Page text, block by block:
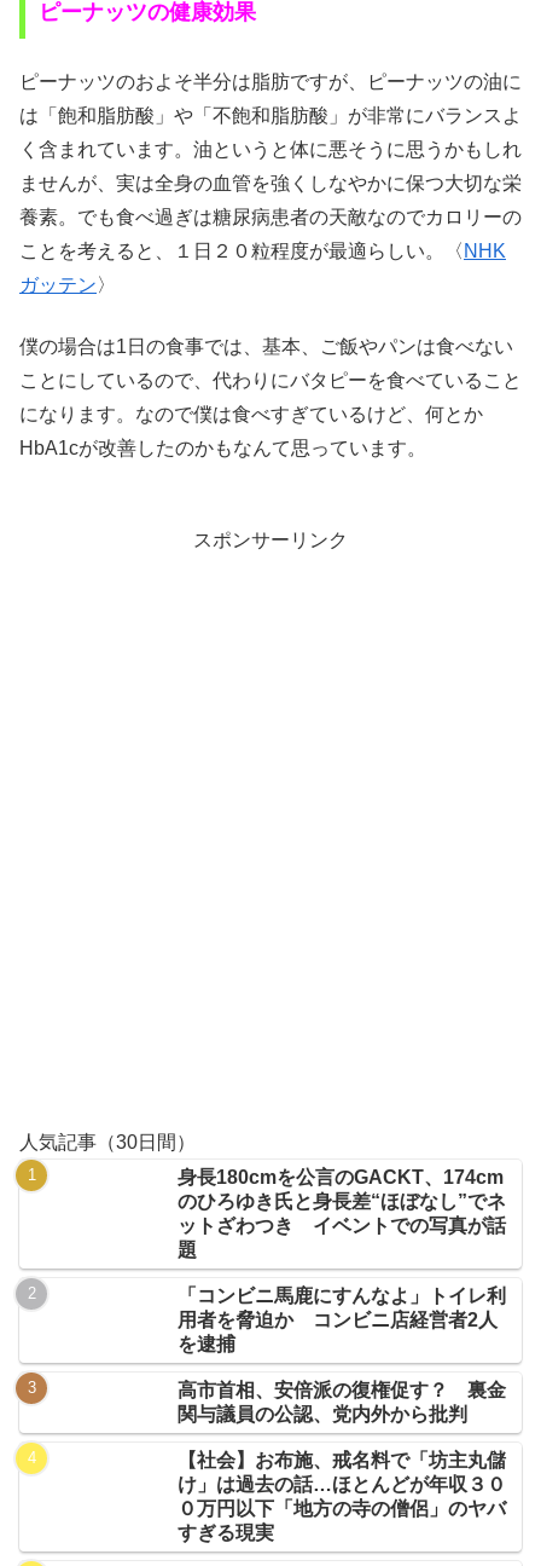
ピーナッツの健康効果
ピーナッツのおよそ半分は脂肪ですが、ピーナッツの油に
は「飽和脂肪酸」や「不飽和脂肪酸」が非常にバランスよ
く含まれています。油というと体に悪そうに思うかもしれ
ませんが、実は全身の血管を強くしなやかに保つ大切な栄
養素。でも食べ過ぎは糖尿病患者の天敵なのでカロリーの
ことを考えると、１日２０粒程度が最適らしい。〈 NHK
ガッテン〉
僕の場合は1日の食事では、基本、ご飯やパンは食べない
ことにしているので、代わりにバタピーを食べていること
になります。なので僕は食べすぎているけど、何とか
HbA1cが改善したのかもなんて思っています。
スポンサーリンク
人気記事（30日間）
身長180cmを公言のGACKT、174cm
のひろゆき氏と身長差“ほぼなし”でネ
ットざわつき イベントでの写真が話
題
「コンビニ馬鹿にすんなよ」トイレ利
用者を脅迫か コンビニ店経営者2人
を逮捕
高市首相、安倍派の復権促す？ 裏金
関与議員の公認、党内外から批判
【社会】お布施、戒名料で「坊主丸儲
け」は過去の話…ほとんどが年収３０
０万円以下「地方の寺の僧侶」のヤバ
すぎる現実